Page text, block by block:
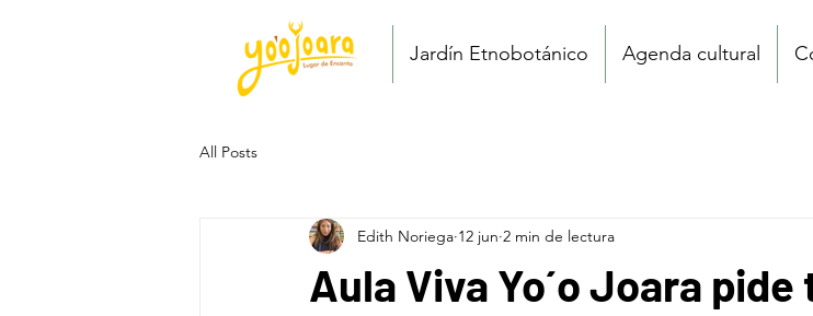
Jardín Etnobotánico Agenda cultural
All Posts
Aula Viva Yo´o Joara pide
Edith Noriega 12 jun 2 min de lectura